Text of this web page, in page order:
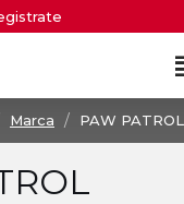
Marca PAW PATROL